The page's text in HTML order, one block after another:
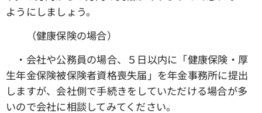
ようにしましょう。
（健康保険の場合）
・会社や公務員の場合、５日以内に「健康保険・厚
生年金保険被保険者資格喪失届」を年金事務所に提出
しますが、会社側で手続きをしていただける場合が多
いので会社に相談してみてください。